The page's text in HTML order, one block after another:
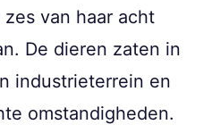
van haar acht
De dieren zaten in
industrieterrein en
omstandigheden.